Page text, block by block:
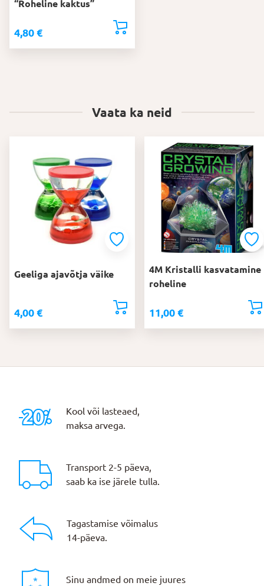
“Roheline kaktus”
4,80 €
Vaata ka neid
Geeliga ajavõtja väike
4,00 €
4M Kristalli kasvatamine
roheline
11,00 €
Kool või lasteaed,
maksa arvega.
Transport 2-5 päeva,
saab ka ise järele tulla.
Tagastamise võimalus
14-päeva.
Sinu andmed on meie juures